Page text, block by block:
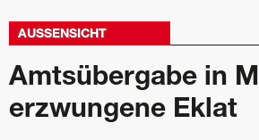
AUSSENSICHT
Amtsübergabe in
erzwungene Eklat